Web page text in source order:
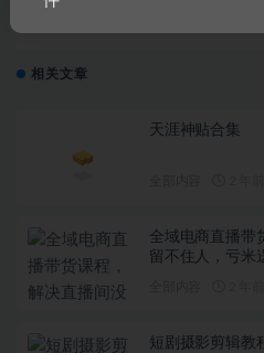
相关文章
天涯神贴合集
全域电商直播带
留不住人，亏米
短剧摄影剪辑教